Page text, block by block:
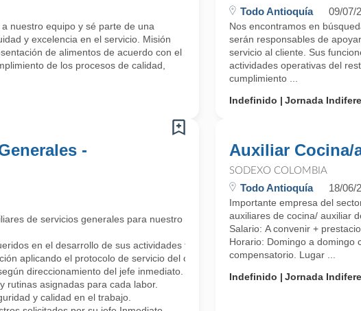
nuestro equipo y sé parte de una
y excelencia en el servicio. Misión
de alimentos de acuerdo con el
de los procesos de calidad,
Todo Antioquía 09/07/
Nos encontramos en
serán responsables de
servicio al cliente. Sus
actividades operativas del
cumplimiento ...
Indefinido
Jornada
-
de servicios generales para nuestro equipo de trabajo. Serán los
en el desarrollo de sus actividades teniendo en cuenta el protocolo de
aplicando el protocolo de servicio del cargo en instalaciones exteriores e
direccionamiento del jefe inmediato.
rutinas asignadas para cada labor.
y calidad en el trabajo.
Auxiliar Cocina/
SODEXO COLOMBIA
Todo Antioquía 18/06/
Importante empresa del
auxiliares de cocina/ auxiliar
Salario: A convenir +
Horario: Domingo a domingo
compensatorio. Lugar ...
Indefinido
Jornada